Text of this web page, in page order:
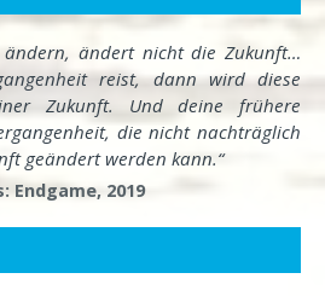
ändern, ändert nicht die Zukunft…
reist, dann wird diese
Zukunft. Und deine frühere
die nicht nachträglich
geändert werden kann.“
Endgame, 2019